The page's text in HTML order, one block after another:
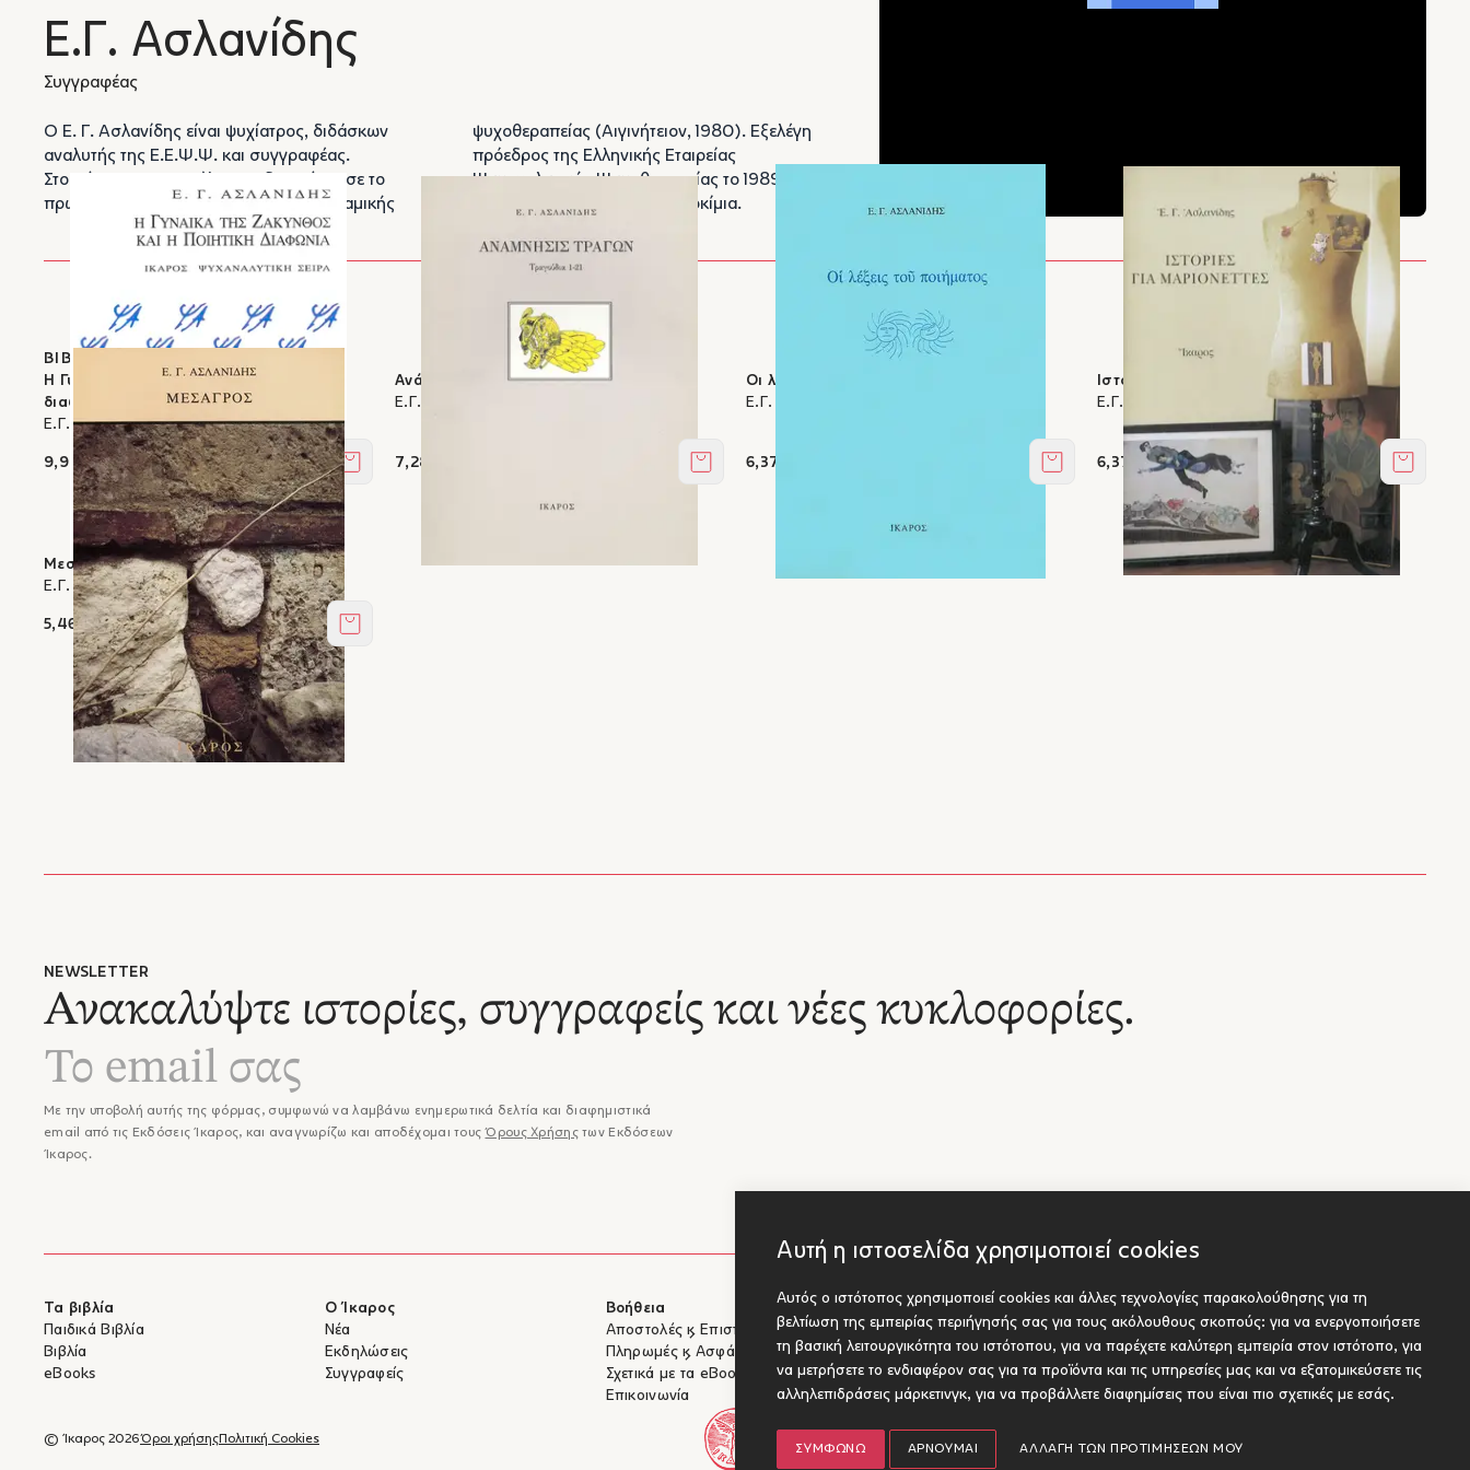
Αυτή η ιστοσελίδα χρησιμοποιεί cookies
Αυτός ο ιστότοπος χρησιμοποιεί cookies και άλλες τεχνολογίες παρακολούθησης για τη
βελτίωση της εμπειρίας περιήγησής σας για τους ακόλουθους σκοπούς:για να ενεργοποιήσετε
τη βασική λειτουργικότητα του ιστότοπου,για να παρέχετε καλύτερη εμπειρία στον ιστότοπο,για
να μετρήσετε το ενδιαφέρον σας για τα προϊόντα και τις υπηρεσίες μας και να εξατομικεύσετε τις
αλληλεπιδράσεις μάρκετινγκ,για να προβάλλετε διαφημίσεις που είναι πιο σχετικές με εσάς.
ΣΥΜΦΩΝΏ ΑΡΝΟΎΜΑΙ ΑΛΛΑΓΉ ΤΩΝ ΠΡΟΤΙΜΉΣΕΏΝ ΜΟΥ
Ε.Γ. Ασλανίδης
Συγγραφέας
Ο Ε. Γ. Ασλανίδης είναι ψυχίατρος, διδάσκων
αναλυτής της Ε.Ε.Ψ.Ψ. και συγγραφέας.
Στο χώρο της ψυχανάλυσης, δημιούργησε το
πρώτο πανεπιστημιακό τμήμα ψυχοδυναμικής
ψυχοθεραπείας (Αιγινήτειον, 1980). Εξελέγη
πρόεδρος της Ελληνικής Εταιρείας
Ψυχαναλυτικής Ψυχοθεραπείας το 1989.
Έχει εκδώσει ποιήματα και δοκίμια.
ΒΙΒΛΙΑ ΣΤΟΝ ΙΚΑΡΟ
Η Γυναίκα της Ζάκυνθος και η ποιητική
διαφωνία
Ε.Γ. Ασλανίδης
9,99 € Στο καλάθι
Ανάμνησις τράγων
Ε.Γ. Ασλανίδης
7,28 € Στο καλάθι
Οι λέξεις του ποιήματος
Ε.Γ. Ασλανίδης
6,37 € Στο καλάθι
Ιστορίες για μαριονέττες
Ε.Γ. Ασλανίδης
6,37 € Στο
Μεσαγρός
Ε.Γ. Ασλανίδης
5,46 € Στο καλάθι
NEWSLETTER
Ανακαλύψτε ιστορίες, συγγραφείς και νέες κυκλοφορίες.
Με την υποβολή αυτής της φόρμας, συμφωνώ να λαμβάνω ενημερωτικά δελτία και διαφημιστικά
email από τις Εκδόσεις Ίκαρος, και αναγνωρίζω και αποδέχομαι τουςΌρους Χρήσηςτων Εκδόσεων
Ίκαρος.
Τα βιβλία
Παιδικά Βιβλία
Βιβλία
eBooks
Ο Ίκαρος
Νέα
Εκδηλώσεις
Συγγραφείς
Βοήθεια
Αποστολές & Επιστροφές
Πληρωμές & Ασφάλεια
Σχετικά με τα eBooks
Επικοινωνία
Για Συγγραφείς
Υποβολή έργου προς έκδοση
Socials
© Ίκαρος 2026Όροι χρήσηςΠολιτική Cookies